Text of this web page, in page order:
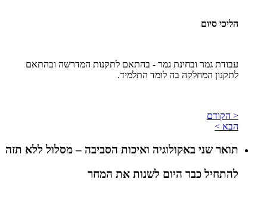
הליכי סיום
עבודת גמר ובחינת גמר - בהתאם לתקנות המדרשה ובהתאם
לתקנון המחלקה בה לומד התלמיד.
< הקודם
הבא >
תואר שני באקולוגיה ואיכות הסביבה – מסלול ללא תזה
להתחיל כבר היום לשנות את המחר